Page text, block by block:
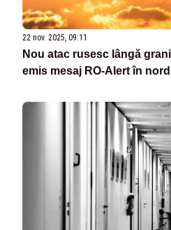
22 nov. 2025, 09:11
Nou atac rusesc lângă
emis mesaj RO-Alert în